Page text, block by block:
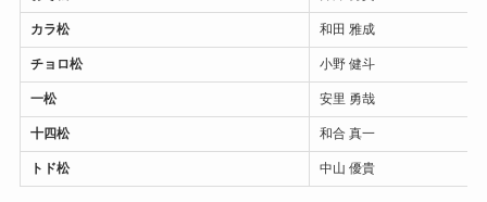
カラ松 和田 雅成
チョロ松 小野 健斗
一松 安里 勇哉
十四松 和合 真一
トド松 中山 優貴